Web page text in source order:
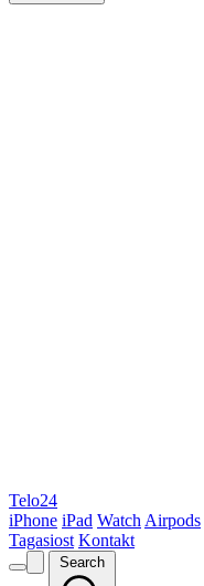
Telo24
iPhone iPad Watch Airpods
Tagasiost Kontakt
Search